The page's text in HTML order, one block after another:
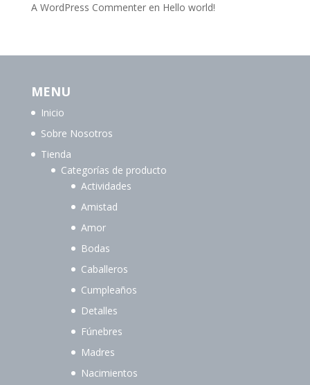
A WordPress Commenteren Hello world!
MENU
Inicio
Sobre Nosotros
Tienda
Categorías de producto
Actividades
Amistad
Amor
Bodas
Caballeros
Cumpleaños
Detalles
Fúnebres
Madres
Nacimientos